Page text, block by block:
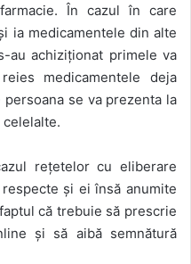
În cazul în care
ia medicamentele din alte
au achiziționat primele va
medicamentele deja
se va prezenta la
celelalte.
rețetelor cu eliberare
și ei însă anumite
că trebuie să prescrie
și să aibă semnătură